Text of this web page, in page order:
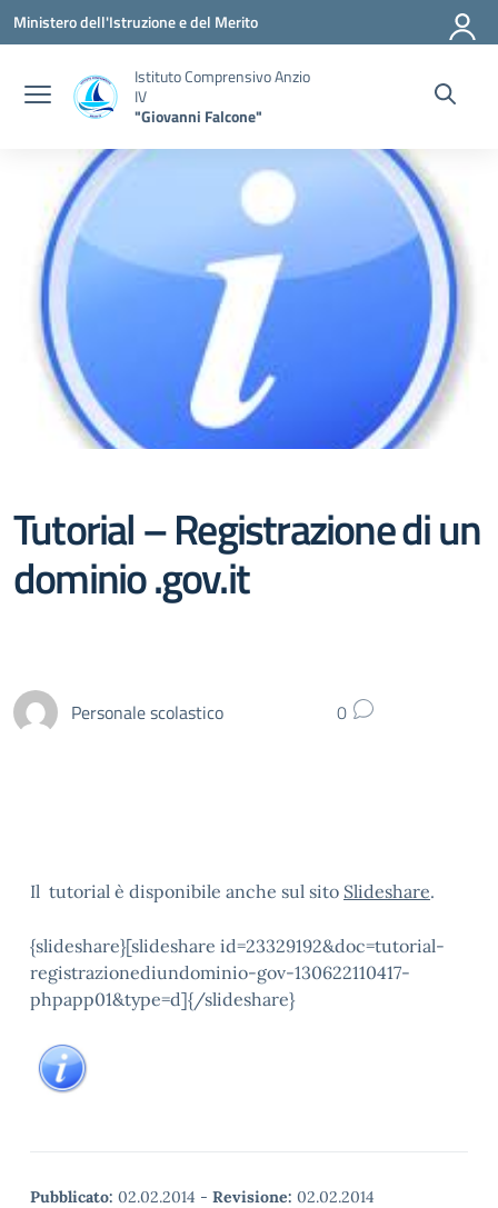
Vai ai contenuti
Vai al menu di navigazione
Vai al footer
Ministero dell'Istruzione e del Merito
Istituto Comprensivo Anzio
IV
"Giovanni Falcone"
Tutorial – Registrazione di un
dominio .gov.it
Personale scolastico 0
Il tutorial è disponibile anche sul sito Slideshare.
{slideshare}[slideshare id=23329192&doc=tutorial-
registrazionediundominio-gov-130622110417-
phpapp01&type=d]{/slideshare}
Pubblicato: 02.02.2014 - Revisione: 02.02.2014